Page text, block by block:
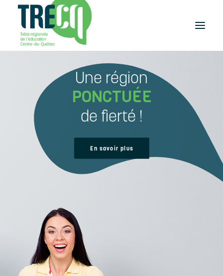
Plaisir de lire
Événements
et activités
études-travail
Accueil
À propos
Nouvelles
Une région
PONCTUÉE
de fierté !
En savoir plus